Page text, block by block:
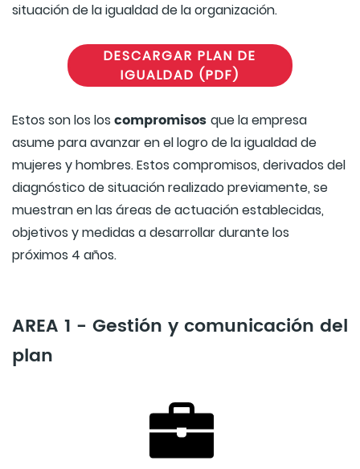
situación de la igualdad de la organización.
DESCARGAR PLAN DE
IGUALDAD (PDF)
Estos son los los compromisos que la empresa
asume para avanzar en el logro de la igualdad de
mujeres y hombres. Estos compromisos, derivados del
diagnóstico de situación realizado previamente, se
muestran en las áreas de actuación establecidas,
objetivos y medidas a desarrollar durante los
próximos 4 años.
AREA 1 - Gestión y comunicación del
plan